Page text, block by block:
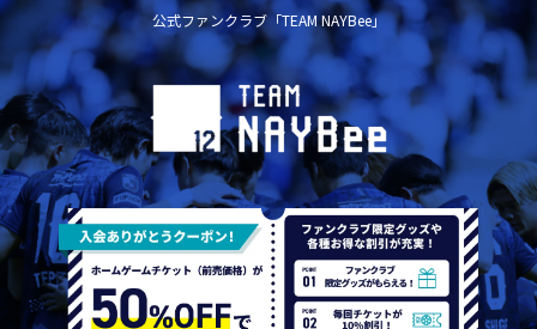
公式ファンクラブ「TEAM NAYBee」